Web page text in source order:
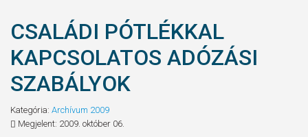
CSALÁDI PÓTLÉKKAL
KAPCSOLATOS ADÓZÁSI
SZABÁLYOK
Kategória: Archívum 2009
Megjelent: 2009. október 06.